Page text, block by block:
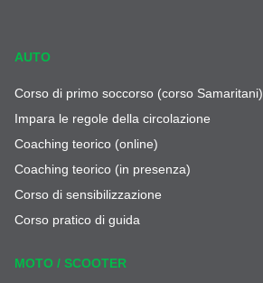
AUTO
Corso di primo soccorso (corso Samaritani)
Impara le regole della circolazione
Coaching teorico (online)
Coaching teorico (in presenza)
Corso di sensibilizzazione
Corso pratico di guida
MOTO / SCOOTER